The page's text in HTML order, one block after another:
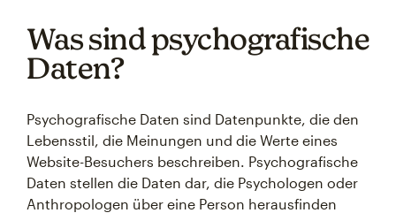
Was sind psychografische
Daten?
Psychografische Daten sind Datenpunkte, die den
Lebensstil, die Meinungen und die Werte eines
Website-Besuchers beschreiben. Psychografische
Daten stellen die Daten dar, die Psychologen oder
Anthropologen über eine Person herausfinden